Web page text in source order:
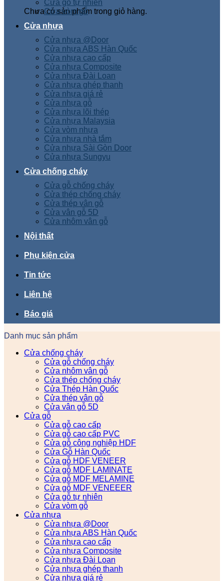
Chưa có sản phẩm trong giỏ hàng.
Cửa gỗ tự nhiên
Cửa vòm gỗ
Cửa nhựa
Cửa nhựa @Door
Cửa nhựa ABS Hàn Quốc
Cửa nhựa cao cấp
Cửa nhựa Composite
Cửa nhựa Đài Loan
Cửa nhựa ghép thanh
Cửa nhựa giá rẻ
Cửa nhựa gỗ
Cửa nhựa lõi thép
Cửa nhựa Malaysia
Cửa vòm nhựa
Cửa nhựa nhà tắm
Cửa nhựa Sài Gòn Door
Cửa nhựa Sungyu
Cửa chống cháy
Cửa gỗ chống cháy
Cửa thép chống cháy
Cửa thép vân gỗ
Cửa vân gỗ 5D
Cửa nhôm vân gỗ
Nội thất
Phụ kiện cửa
Tin tức
Liên hệ
Báo giá
Danh mục sản phẩm
Cửa chống cháy
Cửa gỗ chống cháy
Cửa nhôm vân gỗ
Cửa thép chống cháy
Cửa Thép Hàn Quốc
Cửa thép vân gỗ
Cửa vân gỗ 5D
Cửa gỗ
Cửa gỗ cao cấp
Cửa gỗ cao cấp PVC
Cửa gỗ công nghiệp HDF
Cửa Gỗ Hàn Quốc
Cửa gỗ HDF VENEER
Cửa gỗ MDF LAMINATE
Cửa gỗ MDF MELAMINE
Cửa gỗ MDF VENEEER
Cửa gỗ tự nhiên
Cửa vòm gỗ
Cửa nhựa
Cửa nhựa @Door
Cửa nhựa ABS Hàn Quốc
Cửa nhựa cao cấp
Cửa nhựa Composite
Cửa nhựa Đài Loan
Cửa nhựa ghép thanh
Cửa nhựa giá rẻ